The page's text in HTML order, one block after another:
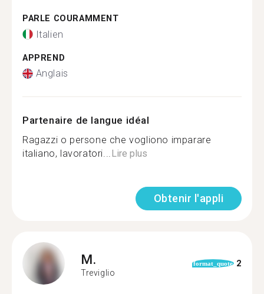
PARLE COURAMMENT
Italien
APPREND
Anglais
Partenaire de langue idéal
Ragazzi o persone che vogliono imparare
italiano, lavoratori...Lire plus
Obtenir l'appli
M.
Treviglio
format_quote 2